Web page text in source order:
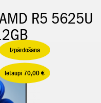
R5 5625U
Izpārdošana
Ietaupi 70,00 €